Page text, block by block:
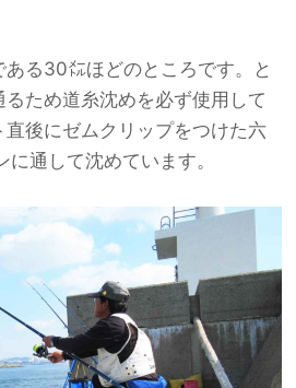
る30㍍ほどのところです。と
ため道糸沈めを必ず使用して
後にゼムクリップをつけた六
通して沈めています。